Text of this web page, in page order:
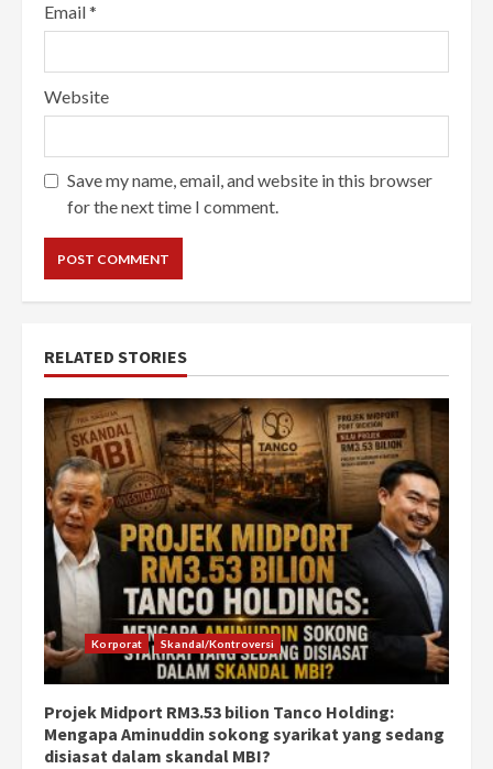
Email*
Website
Save my name, email, and website in this browser
for the next time I comment.
RELATED STORIES
Korporat Skandal/Kontroversi
Projek Midport RM3.53 bilion Tanco Holding:
Mengapa Aminuddin sokong syarikat yang sedang
disiasat dalam skandal MBI?